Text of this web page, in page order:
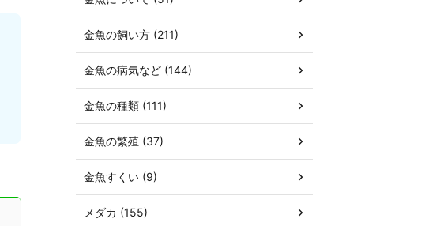
金魚の飼い方 (211)
金魚の病気など (144)
金魚の種類 (111)
金魚の繁殖 (37)
金魚すくい (9)
メダカ (155)